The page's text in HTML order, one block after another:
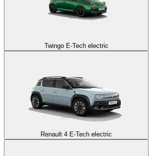
tilmeld nyhedsbrev
Twingo E-Tech electric
Renault 4 E-Tech electric